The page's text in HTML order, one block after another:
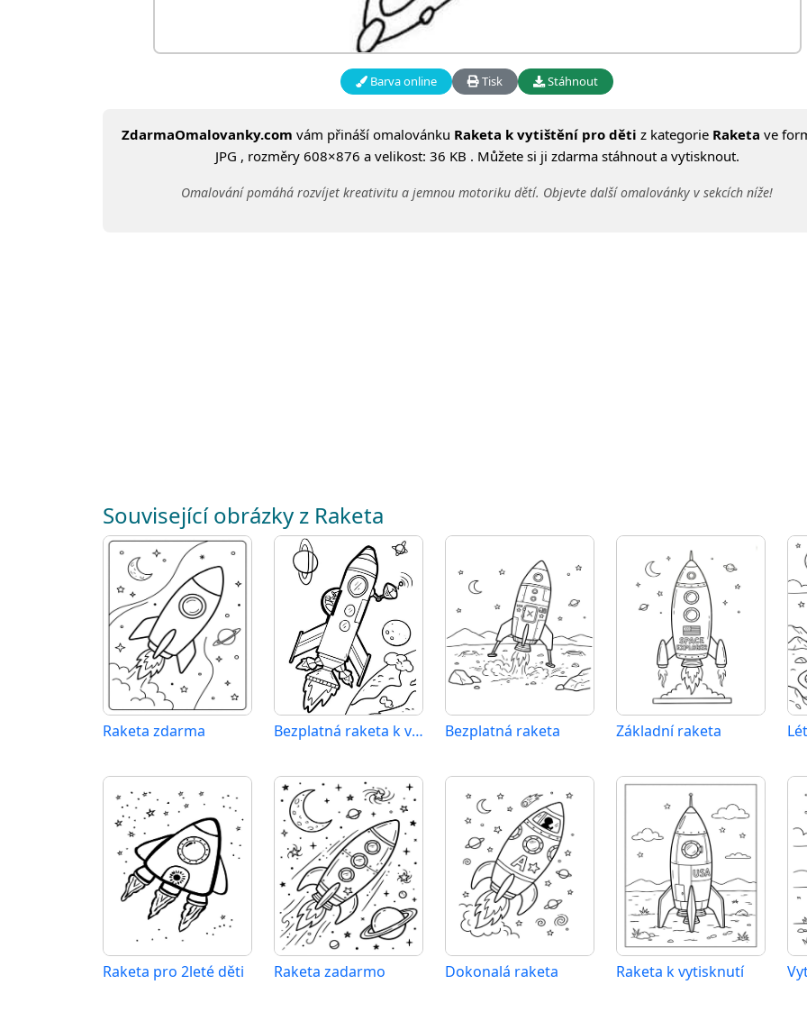
Barva online Tisk Stáhnout
ZdarmaOmalovanky.com vám přináší omalovánku Raketa k vytištění pro děti z kategorie Raketa ve
JPG , rozměry 608×876 a velikost: 36 KB . Můžete si ji zdarma stáhnout a vytisknout.
Omalování pomáhá rozvíjet kreativitu a jemnou motoriku dětí. Objevte další omalovánky v sekcích níže!
Související obrázky z Raketa
Raketa zdarma Bezplatná raketa k vytisknutí Bezplatná raketa Základní raketa
Raketa pro 2leté děti Raketa zadarmo Dokonalá raketa Raketa k vytisknutí